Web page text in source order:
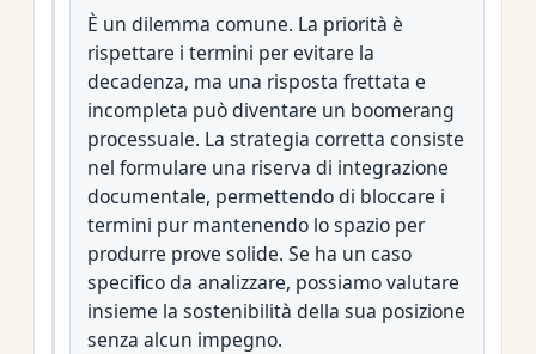
È un dilemma comune. La priorità è
rispettare i termini per evitare la
decadenza, ma una risposta frettata e
incompleta può diventare un boomerang
processuale. La strategia corretta consiste
nel formulare una riserva di integrazione
documentale, permettendo di bloccare i
termini pur mantenendo lo spazio per
produrre prove solide. Se ha un caso
specifico da analizzare, possiamo valutare
insieme la sostenibilità della sua posizione
senza alcun impegno.